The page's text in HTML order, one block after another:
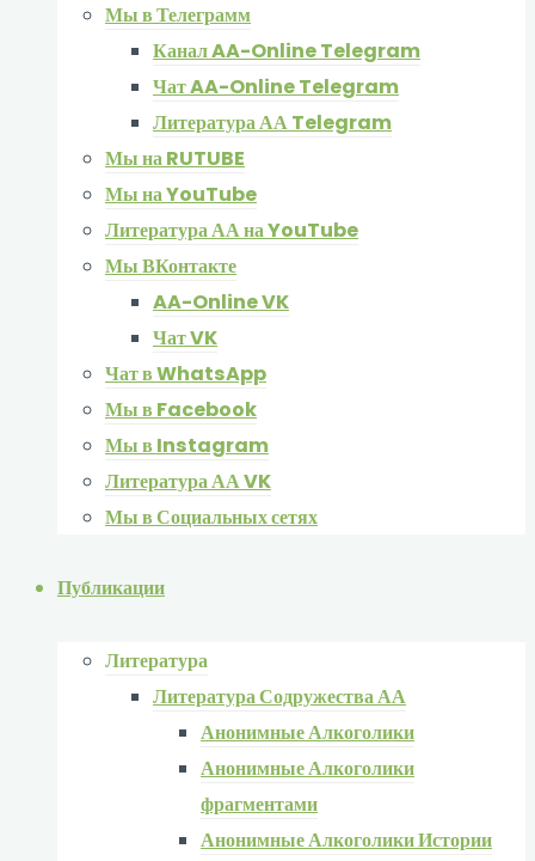
Мы в Телеграмм
Канал AA-Online Telegram
Чат AA-Online Telegram
Литература АА Telegram
Мы на RUTUBE
Мы на YouTube
Литература АА на YouTube
Мы ВКонтакте
AA-Online VK
Чат VK
Чат в WhatsApp
Мы в Facebook
Мы в Instagram
Литература АА VK
Мы в Социальных сетях
Публикации
Литература
Литература Содружества АА
Анонимные Алкоголики
Анонимные Алкоголики
фрагментами
Анонимные Алкоголики Истории